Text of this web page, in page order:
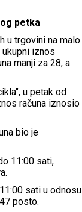
petka
u trgovini na malo
iznos
manji za 28, a
u petak od
računa iznosio
bio je
11:00 sati,
sati u odnosu
posto.